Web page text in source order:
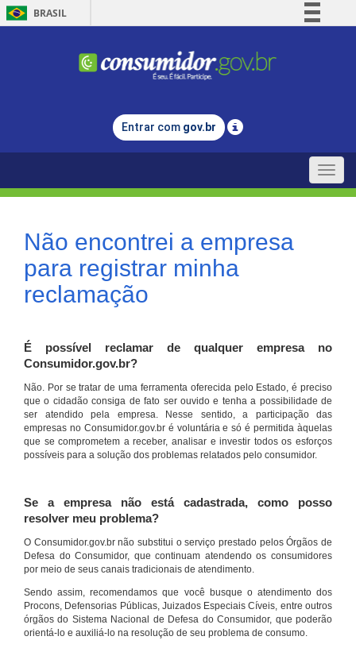
BRASIL
Comunica BR
Legislação
Entrar com gov.br
Toggle
Não encontrei a empresa
para registrar minha
reclamação
É possível reclamar de qualquer empresa no
Consumidor.gov.br?
Não. Por se tratar de uma ferramenta oferecida pelo Estado, é preciso
que o cidadão consiga de fato ser ouvido e tenha a possibilidade de
ser atendido pela empresa. Nesse sentido, a participação das
empresas no Consumidor.gov.br é voluntária e só é permitida àquelas
que se comprometem a receber, analisar e investir todos os esforços
possíveis para a solução dos problemas relatados pelo consumidor.
Se a empresa não está cadastrada, como posso
resolver meu problema?
O Consumidor.gov.br não substitui o serviço prestado pelos Órgãos de
Defesa do Consumidor, que continuam atendendo os consumidores
por meio de seus canais tradicionais de atendimento.
Sendo assim, recomendamos que você busque o atendimento dos
Procons, Defensorias Públicas, Juizados Especiais Cíveis, entre outros
órgãos do Sistema Nacional de Defesa do Consumidor, que poderão
orientá-lo e auxiliá-lo na resolução de seu problema de consumo.